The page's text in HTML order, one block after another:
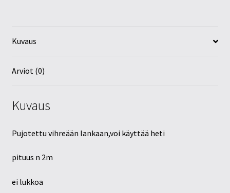
Kuvaus
Arviot (0)
Kuvaus
Pujotettu vihreään lankaan,voi käyttää heti
pituus n 2m
ei lukkoa